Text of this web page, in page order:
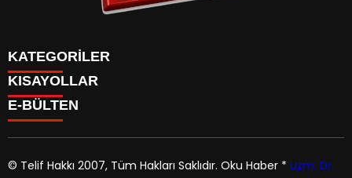
KATEGORİLER
ANASAYFA
Gündem
Politika
KISAYOLLAR
ANASAYFA
Gündem
Dünya
E-BÜLTEN
© Telif Hakkı 2007, Tüm Hakları Saklıdır. Oku Haber * Uzm. Dr.